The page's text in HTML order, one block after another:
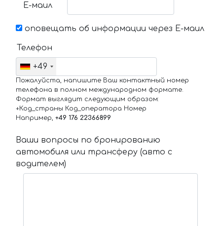
Е-маил
оповещать об информации через Е-маил
Телефон
+49
Пожалуйста, напишите Ваш контактный номер
телефона в полном международном формате.
Формат выглядит следующим образом:
+Код_страны Код_оператора Номер
Например, +49 176 22366899
Ваши вопросы по бронированию
автомобиля или трансферу (авто с
водителем)